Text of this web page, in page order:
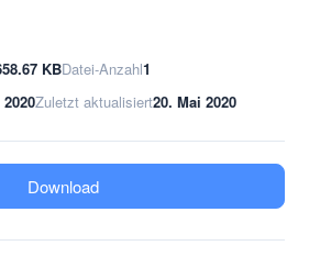
KBDatei-Anzahl1
Zuletzt aktualisiert20. Mai 2020
Download